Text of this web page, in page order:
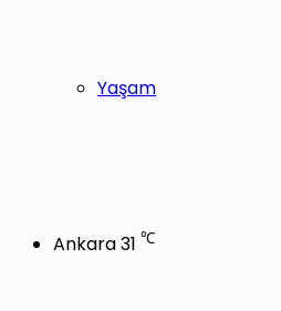
Yaşam
Ankara31 ℃